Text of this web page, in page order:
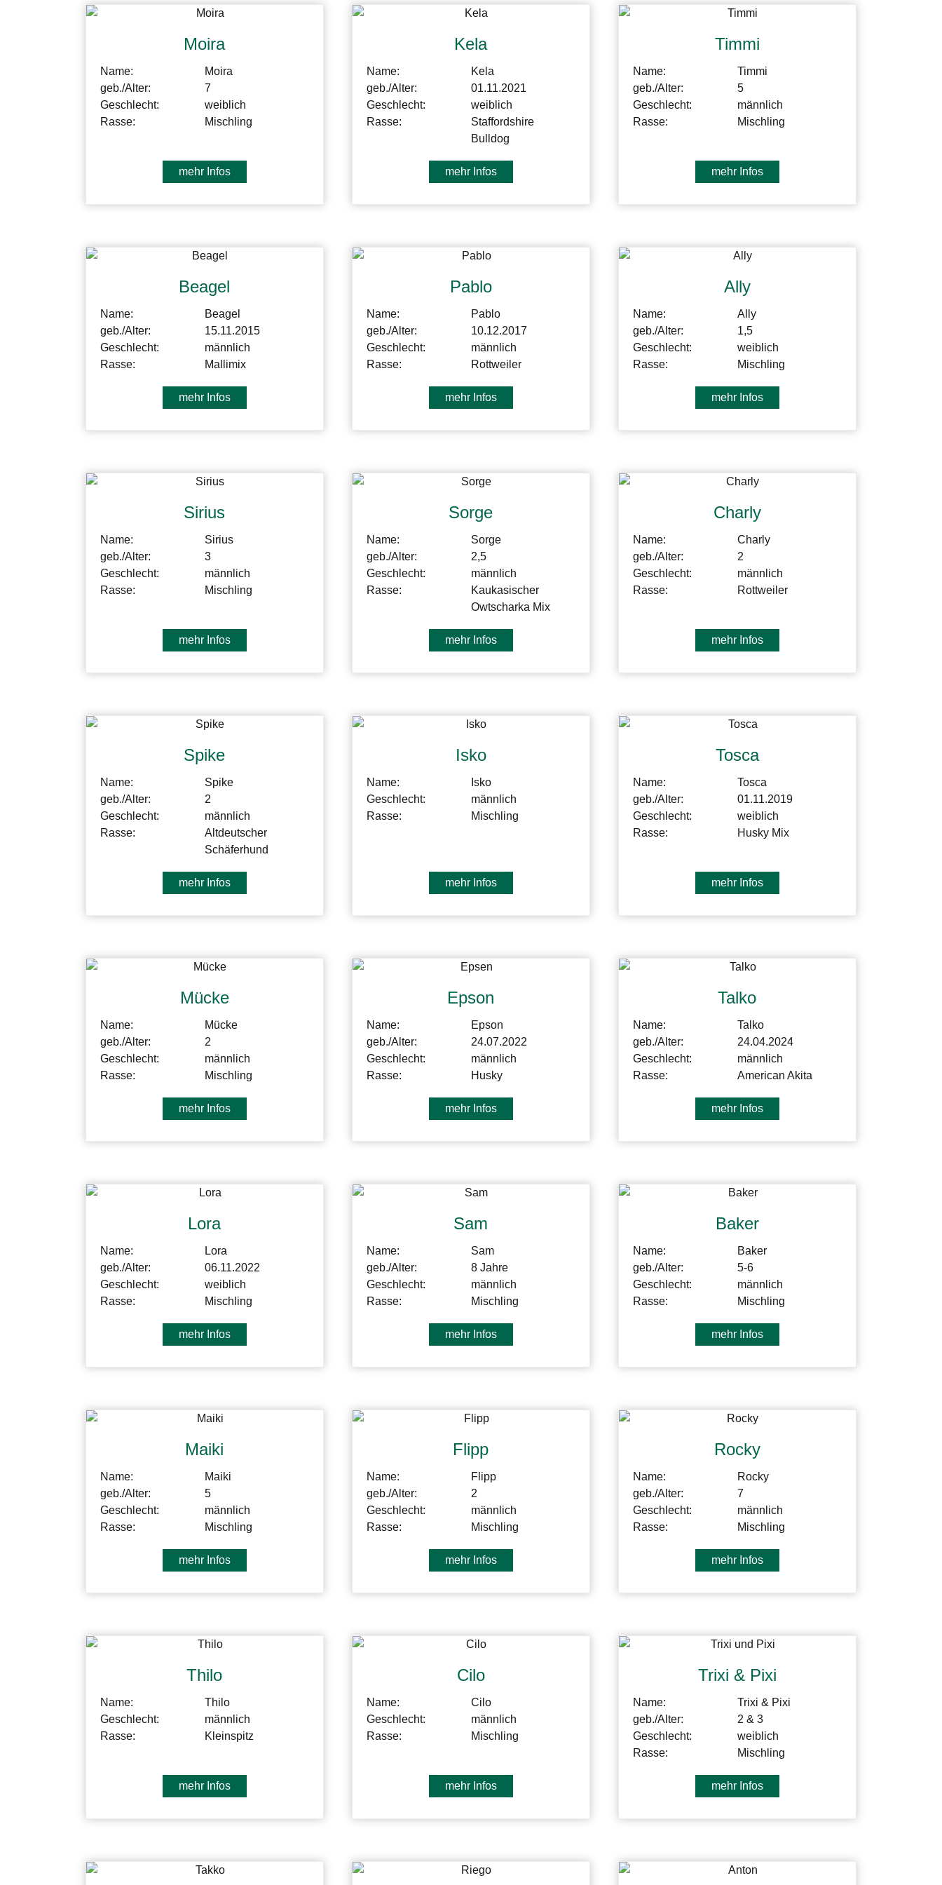
Moira
Name:
Moira
geb./Alter:
7
Geschlecht:
weiblich
Rasse:
Mischling
mehr Infos
Kela
Name:
Kela
geb./Alter:
01.11.2021
Geschlecht:
weiblich
Rasse:
Staffordshire
Bulldog
mehr Infos
Timmi
Name:
Timmi
geb./Alter:
5
Geschlecht:
männlich
Rasse:
Mischling
mehr Infos
Beagel
Name:
Beagel
geb./Alter:
15.11.2015
Geschlecht:
männlich
Rasse:
Mallimix
mehr Infos
Pablo
Name:
Pablo
geb./Alter:
10.12.2017
Geschlecht:
männlich
Rasse:
Rottweiler
mehr Infos
Ally
Name:
Ally
geb./Alter:
1,5
Geschlecht:
weiblich
Rasse:
Mischling
mehr Infos
Sirius
Name:
Sirius
geb./Alter:
3
Geschlecht:
männlich
Rasse:
Mischling
mehr Infos
Sorge
Name:
Sorge
geb./Alter:
2,5
Geschlecht:
männlich
Rasse:
Kaukasischer
Owtscharka Mix
mehr Infos
Charly
Name:
Charly
geb./Alter:
2
Geschlecht:
männlich
Rasse:
Rottweiler
mehr Infos
Spike
Name:
Spike
geb./Alter:
2
Geschlecht:
männlich
Rasse:
Altdeutscher
Schäferhund
mehr Infos
Isko
Name:
Isko
Geschlecht:
männlich
Rasse:
Mischling
mehr Infos
Tosca
Name:
Tosca
geb./Alter:
01.11.2019
Geschlecht:
weiblich
Rasse:
Husky Mix
mehr Infos
Mücke
Name:
Mücke
geb./Alter:
2
Geschlecht:
männlich
Rasse:
Mischling
mehr Infos
Epson
Name:
Epson
geb./Alter:
24.07.2022
Geschlecht:
männlich
Rasse:
Husky
mehr Infos
Talko
Name:
Talko
geb./Alter:
24.04.2024
Geschlecht:
männlich
Rasse:
American Akita
mehr Infos
Lora
Name:
Lora
geb./Alter:
06.11.2022
Geschlecht:
weiblich
Rasse:
Mischling
mehr Infos
Sam
Name:
Sam
geb./Alter:
8 Jahre
Geschlecht:
männlich
Rasse:
Mischling
mehr Infos
Baker
Name:
Baker
geb./Alter:
5-6
Geschlecht:
männlich
Rasse:
Mischling
mehr Infos
Maiki
Name:
Maiki
geb./Alter:
5
Geschlecht:
männlich
Rasse:
Mischling
mehr Infos
Flipp
Name:
Flipp
geb./Alter:
2
Geschlecht:
männlich
Rasse:
Mischling
mehr Infos
Rocky
Name:
Rocky
geb./Alter:
7
Geschlecht:
männlich
Rasse:
Mischling
mehr Infos
Thilo
Name:
Thilo
Geschlecht:
männlich
Rasse:
Kleinspitz
mehr Infos
Cilo
Name:
Cilo
Geschlecht:
männlich
Rasse:
Mischling
mehr Infos
Trixi & Pixi
Name:
Trixi & Pixi
geb./Alter:
2 & 3
Geschlecht:
weiblich
Rasse:
Mischling
mehr Infos